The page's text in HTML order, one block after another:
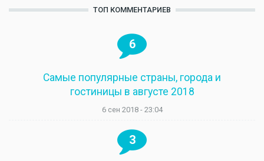
ТОП КОММЕНТАРИЕВ
6
Самые популярные страны, города и
гостиницы в августе 2018
6 сен 2018 - 23:04
3